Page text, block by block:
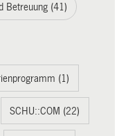
Betreuung (41)
(1)
SCHU::COM (22)